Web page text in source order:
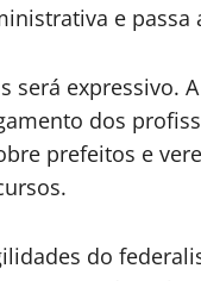
e
será expressivo.
dos
prefeitos e
do